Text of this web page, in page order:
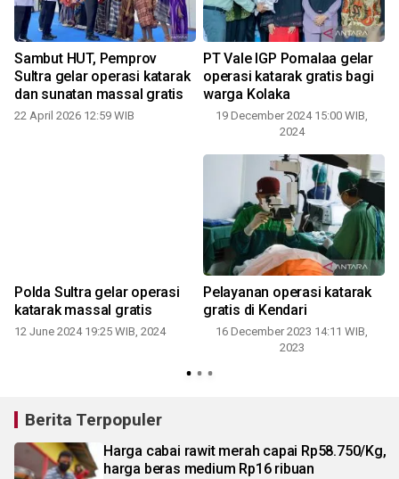
Sambut HUT, Pemprov
Sultra gelar operasi katarak
dan sunatan massal gratis
22 April 2026 12:59 WIB
PT Vale IGP Pomalaa gelar
operasi katarak gratis bagi
warga Kolaka
19 December 2024 15:00 WIB,
2024
Polda Sultra gelar operasi
katarak massal gratis
12 June 2024 19:25 WIB, 2024
Pelayanan operasi katarak
gratis di Kendari
16 December 2023 14:11 WIB,
2023
Berita Terpopuler
Harga cabai rawit merah capai Rp58.750/Kg,
harga beras medium Rp16 ribuan